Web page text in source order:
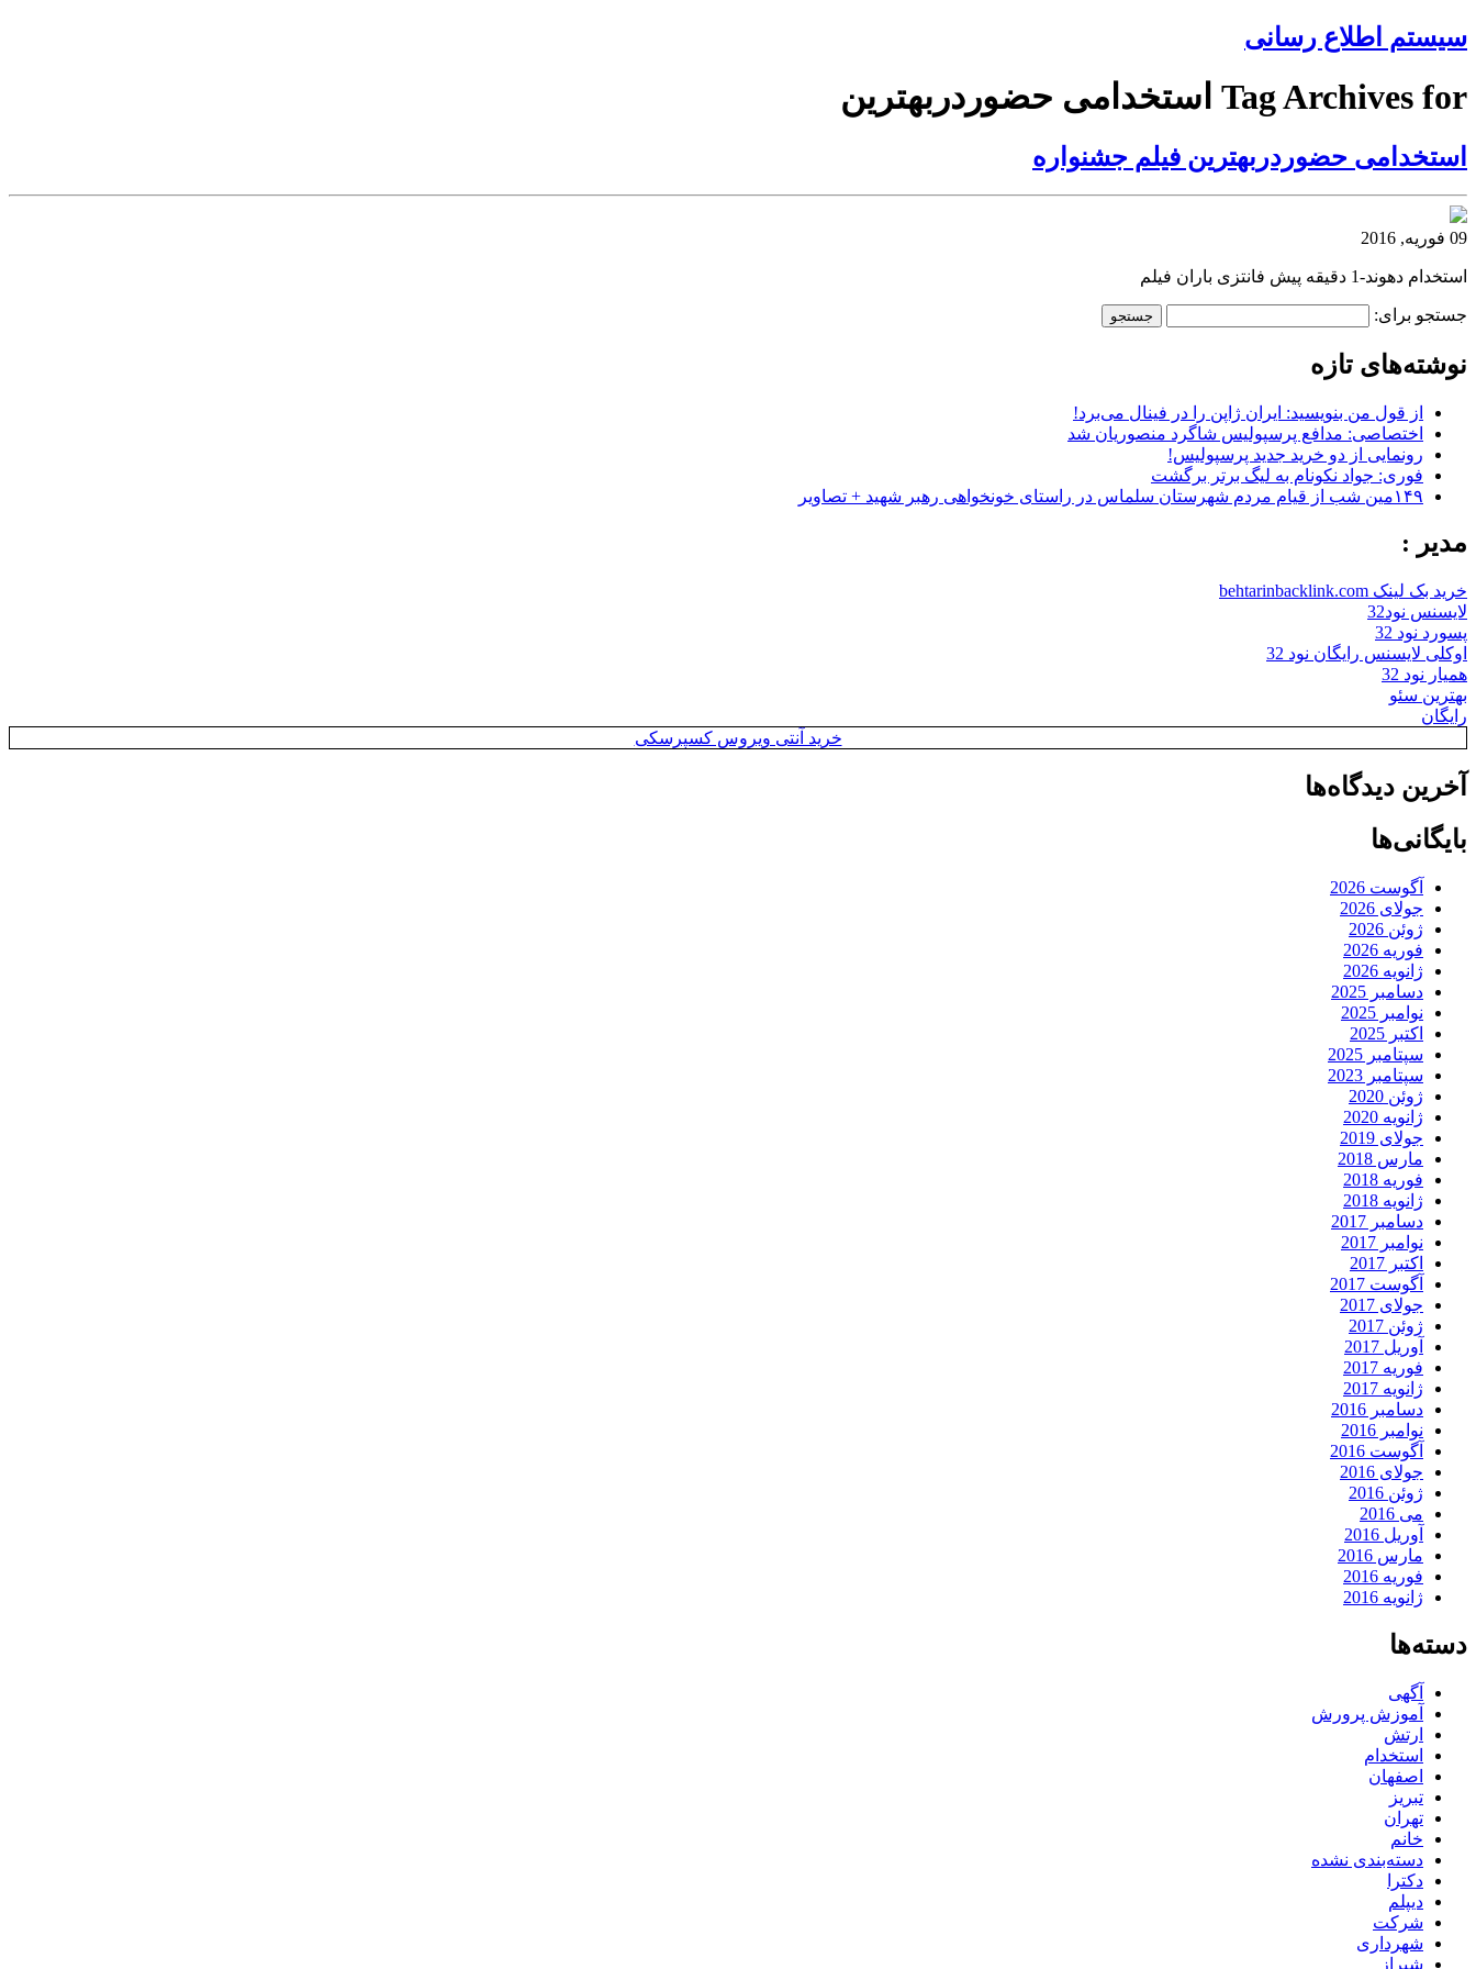
سیستم اطلاع رسانی
Tag Archives for استخدامی حضوردربهترین
استخدامی حضوردربهترین فیلم جشنواره
09 فوریه, 2016
استخدام دهوند-1 دقیقه پیش فانتزی باران فیلم
جستجو برای:
نوشته‌های تازه
از قول من بنویسید: ایران ژاپن را در فینال می‌برد!
اختصاصی: مدافع پرسپولیس شاگرد منصوریان شد
رونمایی از دو خرید جدید پرسپولیس!
فوری: جواد نکونام به لیگ برتر برگشت
۱۴۹مین شب از قیام مردم شهرستان سلماس در راستای خونخواهی رهبر شهید + تصاویر
مدیر :
خرید بک لینک behtarinbacklink.com
لایسنس نود32
پسورد نود 32
اوکلی لایسنس رایگان نود 32
همیار نود 32
بهترین سئو
رایگان
خرید آنتی ویروس کسپرسکی
آخرین دیدگاه‌ها
بایگانی‌ها
آگوست 2026
جولای 2026
ژوئن 2026
فوریه 2026
ژانویه 2026
دسامبر 2025
نوامبر 2025
اکتبر 2025
سپتامبر 2025
سپتامبر 2023
ژوئن 2020
ژانویه 2020
جولای 2019
مارس 2018
فوریه 2018
ژانویه 2018
دسامبر 2017
نوامبر 2017
اکتبر 2017
آگوست 2017
جولای 2017
ژوئن 2017
آوریل 2017
فوریه 2017
ژانویه 2017
دسامبر 2016
نوامبر 2016
آگوست 2016
جولای 2016
ژوئن 2016
می 2016
آوریل 2016
مارس 2016
فوریه 2016
ژانویه 2016
دسته‌ها
آگهی
آموزش پرورش
ارتش
استخدام
اصفهان
تبریز
تهران
خانم
دسته‌بندی نشده
دکترا
دیپلم
شرکت
شهرداری
شیراز